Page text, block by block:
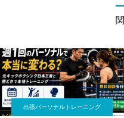
出張パーソナルトレーニング